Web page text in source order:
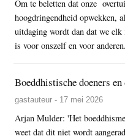
Om te beletten dat onze
hoogdringendheid opwekken,
uitdaging wordt dan dat we
is voor onszelf en voor anderen.
Boeddhistische doeners
gastauteur - 17 mei 2026
Arjan Mulder: 'Het
weet dat dit niet wordt